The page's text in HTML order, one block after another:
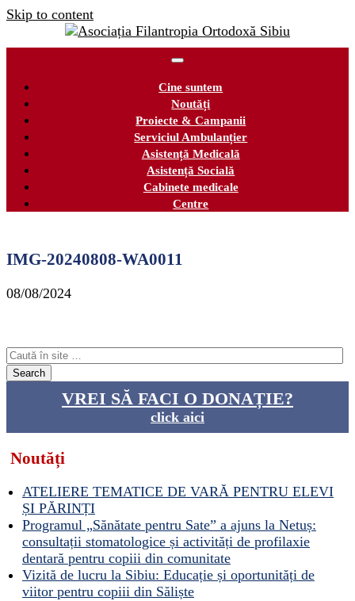
Skip to content
Cine suntem
Noutăți
Proiecte & Campanii
Serviciul Ambulanțier
Asistență Medicală
Asistență Socială
Cabinete medicale
Centre
IMG-20240808-WA0011
08/08/2024
VREI SĂ FACI O DONAȚIE?
click aici
Noutăți
ATELIERE TEMATICE DE VARĂ PENTRU ELEVI
ȘI PĂRINȚI
Programul „Sănătate pentru Sate” a ajuns la Netuș:
consultații stomatologice și activități de profilaxie
dentară pentru copiii din comunitate
Vizită de lucru la Sibiu: Educație și oportunități de
viitor pentru copiii din Săliște